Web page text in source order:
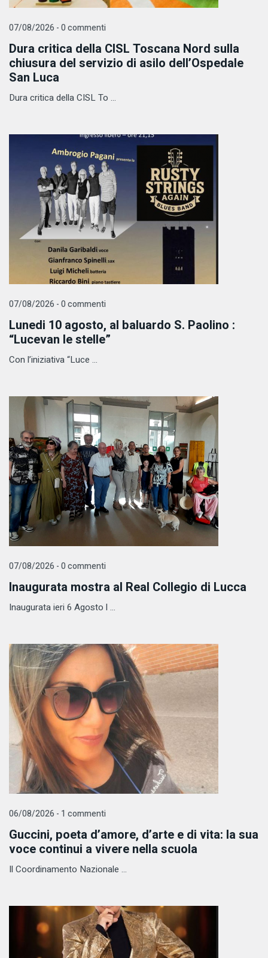
07/08/2026 - 0 commenti
Dura critica della CISL Toscana Nord sulla
chiusura del servizio di asilo dell’Ospedale
San Luca
Dura critica della CISL To ...
07/08/2026 - 0 commenti
Lunedi 10 agosto, al baluardo S. Paolino :
“Lucevan le stelle”
Con l’iniziativa “Luce ...
07/08/2026 - 0 commenti
Inaugurata mostra al Real Collegio di Lucca
Inaugurata ieri 6 Agosto l ...
06/08/2026 - 1 commenti
Guccini, poeta d’amore, d’arte e di vita: la sua
voce continui a vivere nella scuola
Il Coordinamento Nazionale ...